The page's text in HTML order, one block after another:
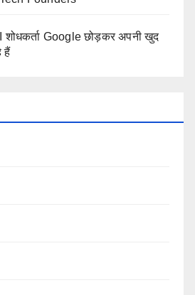
शोधकर्ता Google छोड़कर अपनी खुद
हैं